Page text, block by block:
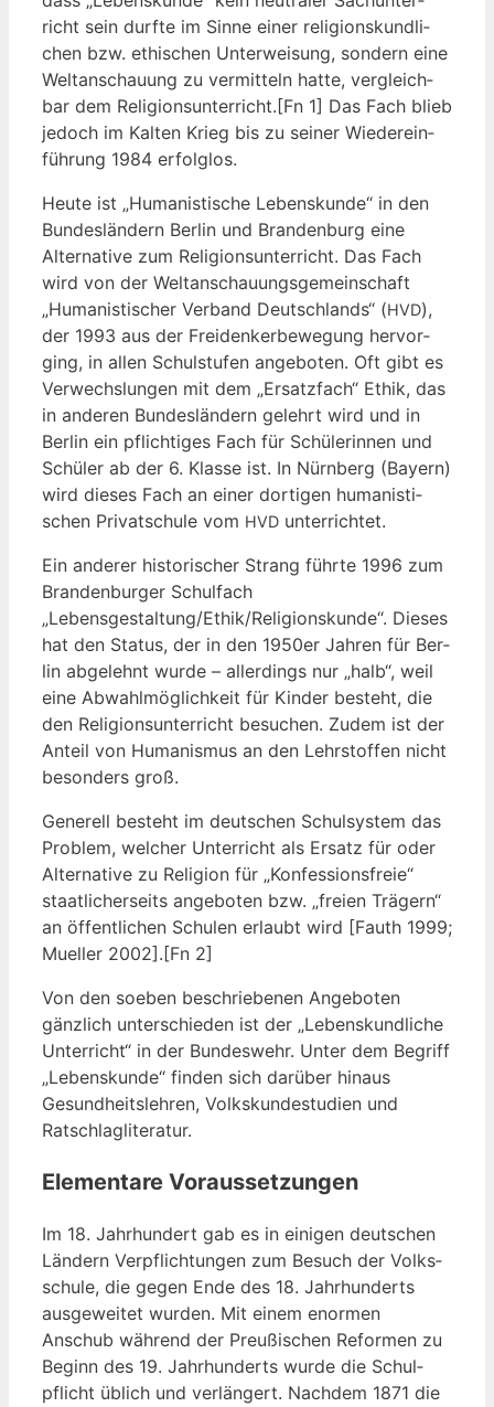
richt sein durf­te im Sin­ne einer reli­gi­ons­kund­li­
chen bzw. ethi­schen Unter­wei­sung, son­dern eine
Welt­an­schau­ung zu ver­mit­teln hat­te, ver­gleich­
bar dem Religionsunterricht.[Fn 1] Das Fach blieb
jedoch im Kal­ten Krieg bis zu sei­ner Wie­der­ein­
füh­rung 1984 erfolglos.
Heu­te ist „Huma­nis­ti­sche Lebens­kun­de“ in den
Bun­des­län­dern Ber­lin und Bran­den­burg eine
Alter­na­ti­ve zum Reli­gi­ons­un­ter­richt. Das Fach
wird von der Welt­an­schau­ungs­ge­mein­schaft
„Huma­nis­ti­scher Ver­band Deutsch­lands“ (HVD),
der 1993 aus der Frei­den­ker­be­we­gung her­vor­
ging, in allen Schul­stu­fen ange­bo­ten. Oft gibt es
Ver­wechs­lun­gen mit dem „Ersatz­fach“ Ethik, das
in ande­ren Bun­des­län­dern gelehrt wird und in
Ber­lin ein pflich­ti­ges Fach für Schü­le­rin­nen und
Schü­ler ab der 6. Klas­se ist. In Nürn­berg (Bay­ern)
wird die­ses Fach an einer dor­ti­gen huma­nis­ti­
schen Pri­vat­schu­le vom HVD unterrichtet.
Ein ande­rer his­to­ri­scher Strang führ­te 1996 zum
Bran­den­bur­ger Schul­fach
„Lebensgestaltung/Ethik/Religionskunde“. Die­ses
hat den Sta­tus, der in den 1950er Jah­ren für Ber­
lin abge­lehnt wur­de – aller­dings nur „halb“, weil
eine Abwahl­mög­lich­keit für Kin­der besteht, die
den Reli­gi­ons­un­ter­richt besu­chen. Zudem ist der
Anteil von Huma­nis­mus an den Lehr­stof­fen nicht
beson­ders groß.
Gene­rell besteht im deut­schen Schul­sys­tem das
Pro­blem, wel­cher Unter­richt als Ersatz für oder
Alter­na­ti­ve zu Reli­gi­on für „Kon­fes­si­ons­freie“
staat­li­cher­seits ange­bo­ten bzw. „frei­en Trä­gern“
an öffent­li­chen Schu­len erlaubt wird [Fauth 1999;
Muel­ler 2002].[Fn 2]
Von den soeben beschrie­be­nen Ange­bo­ten
gänz­lich unter­schie­den ist der „Lebens­kund­li­che
Unter­richt“ in der Bun­des­wehr. Unter dem Begriff
„Lebens­kun­de“ fin­den sich dar­über hin­aus
Gesund­heits­leh­ren, Volks­kun­de­stu­di­en und
Ratschlagliteratur.
Elementare Voraussetzungen
Im 18. Jahr­hun­dert gab es in eini­gen deut­schen
Län­dern Ver­pflich­tun­gen zum Besuch der Volks­
schu­le, die gegen Ende des 18. Jahr­hun­derts
aus­ge­wei­tet wur­den. Mit einem enor­men
Anschub wäh­rend der Preu­ßi­schen Refor­men zu
Beginn des 19. Jahr­hun­derts wur­de die Schul­
pflicht üblich und ver­län­gert. Nach­dem 1871 die